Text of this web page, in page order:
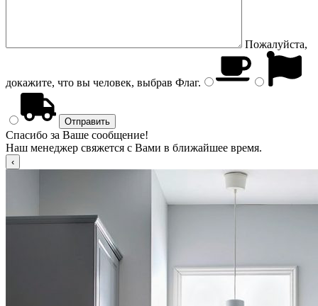
Пожалуйста,
докажите, что вы человек, выбрав Флаг.
Спасибо за Ваше сообщение!
Наш менеджер свяжется с Вами в ближайшее время.